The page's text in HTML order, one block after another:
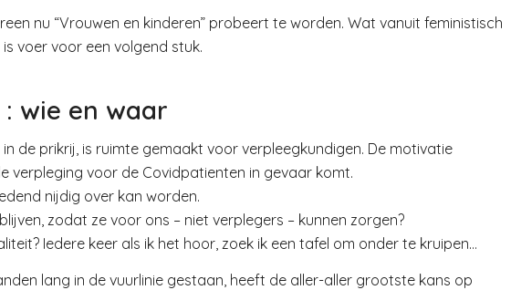
nu “Vrouwen en kinderen” probeert te worden. Wat vanuit feministisch
voer voor een volgend stuk.
wie en waar
de prikrij, is ruimte gemaakt voor verpleegkundigen. De motivatie
verpleging voor de Covidpatienten in gevaar komt.
nijdig over kan worden.
zodat ze voor ons – niet verplegers – kunnen zorgen?
Iedere keer als ik het hoor, zoek ik een tafel om onder te kruipen…
lang in de vuurlinie gestaan, heeft de aller-aller grootste kans op